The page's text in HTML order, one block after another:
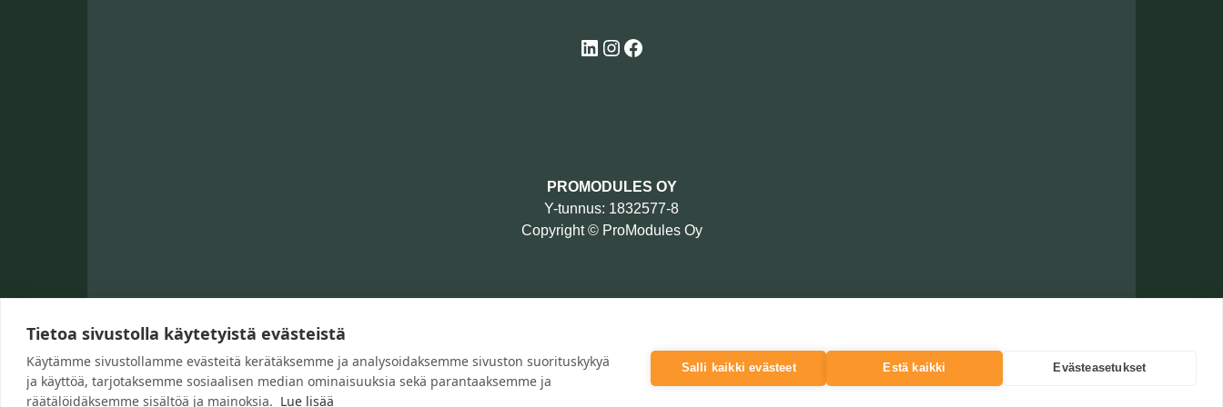
Tietoa sivustolla käytetyistä evästeistä
Käytämme sivustollamme evästeitä kerätäksemme ja analysoidaksemme sivuston suorituskykyä
ja käyttöä, tarjotaksemme sosiaalisen median ominaisuuksia sekä parantaaksemme ja
räätälöidäksemme sisältöä ja mainoksia. Lue lisää
Salli kaikki evästeet Estä kaikki Evästeasetukset
LinkedIn Instagram Facebook
PROMODULES OY
Y-tunnus: 1832577-8
Copyright © ProModules Oy